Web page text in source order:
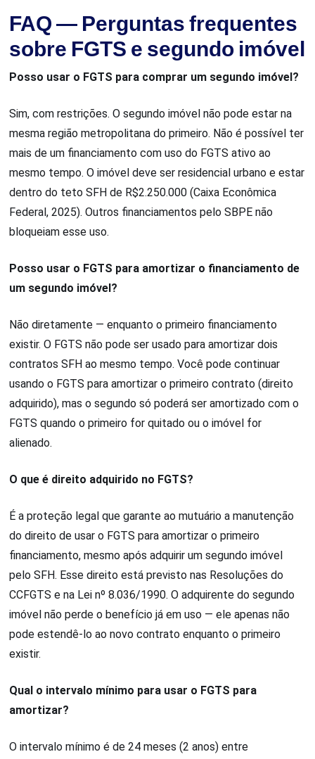
FAQ — Perguntas frequentes
sobre FGTS e segundo imóvel
Posso usar o FGTS para comprar um segundo imóvel?
Sim, com restrições. O segundo imóvel não pode estar na
mesma região metropolitana do primeiro. Não é possível ter
mais de um financiamento com uso do FGTS ativo ao
mesmo tempo. O imóvel deve ser residencial urbano e estar
dentro do teto SFH de R$2.250.000 (Caixa Econômica
Federal, 2025). Outros financiamentos pelo SBPE não
bloqueiam esse uso.
Posso usar o FGTS para amortizar o financiamento de
um segundo imóvel?
Não diretamente — enquanto o primeiro financiamento
existir. O FGTS não pode ser usado para amortizar dois
contratos SFH ao mesmo tempo. Você pode continuar
usando o FGTS para amortizar o primeiro contrato (direito
adquirido), mas o segundo só poderá ser amortizado com o
FGTS quando o primeiro for quitado ou o imóvel for
alienado.
O que é direito adquirido no FGTS?
É a proteção legal que garante ao mutuário a manutenção
do direito de usar o FGTS para amortizar o primeiro
financiamento, mesmo após adquirir um segundo imóvel
pelo SFH. Esse direito está previsto nas Resoluções do
CCFGTS e na Lei nº 8.036/1990. O adquirente do segundo
imóvel não perde o benefício já em uso — ele apenas não
pode estendê-lo ao novo contrato enquanto o primeiro
existir.
Qual o intervalo mínimo para usar o FGTS para
amortizar?
O intervalo mínimo é de 24 meses (2 anos) entre